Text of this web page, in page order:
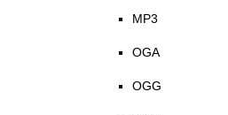
MP3
OGA
OGG